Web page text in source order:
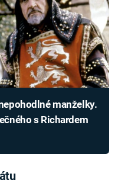
manželky.
s Richardem